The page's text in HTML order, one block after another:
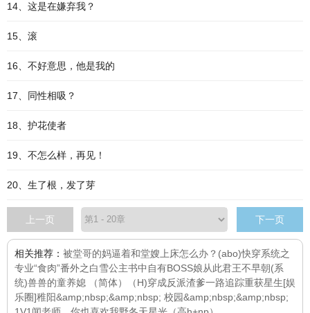
14、这是在嫌弃我？
15、滚
16、不好意思，他是我的
17、同性相吸？
18、护花使者
19、不怎么样，再见！
20、生了根，发了芽
上一页 下一页
相关推荐： 被堂哥的妈逼着和堂嫂上床怎么办？(abo)快穿系统之
专业“食肉”番外之白雪公主书中自有BOSS娘从此君王不早朝(系
统)兽兽的童养媳 （简体）（H)穿成反派渣爹一路追踪重获星生[娱
乐圈]稚阳&amp;nbsp;&amp;nbsp; 校园&amp;nbsp;&amp;nbsp;